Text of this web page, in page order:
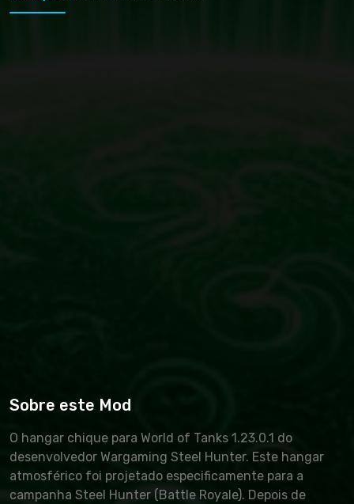
Sobre este Mod
O hangar chique para World of Tanks 1.23.0.1 do
desenvolvedor Wargaming Steel Hunter. Este hangar
atmosférico foi projetado especificamente para a
campanha Steel Hunter (Battle Royale). Depois de